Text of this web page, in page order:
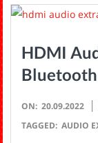
HDMI
2022-
09-
ON: 20.09.2022
TAGGED: AUDIO